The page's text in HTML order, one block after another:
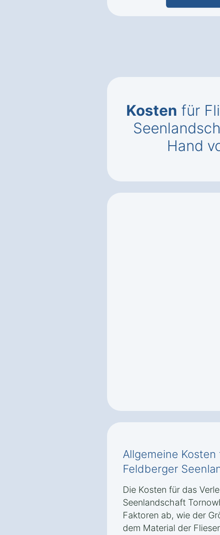
Kosten für
Hand
Allgemeine
Feldberger
Die Kosten für das
Seenlandschaft
Faktoren ab, wie der
dem Material der